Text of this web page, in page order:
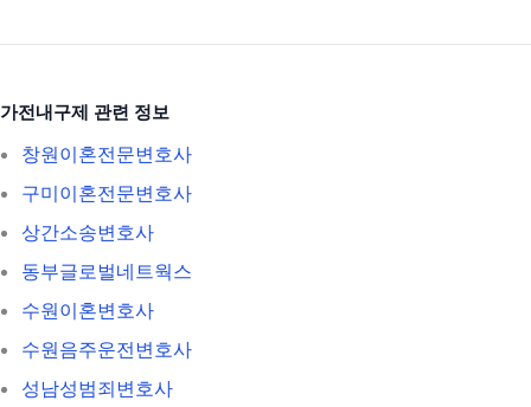
가전내구제 관련 정보
창원이혼전문변호사
구미이혼전문변호사
상간소송변호사
동부글로벌네트웍스
수원이혼변호사
수원음주운전변호사
성남성범죄변호사